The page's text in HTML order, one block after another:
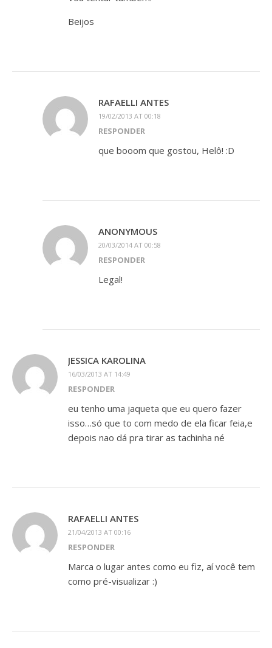
Beijos
RAFAELLI ANTES
19/02/2013 AT 00:18
RESPONDER
que booom que gostou, Helô! :D
ANONYMOUS
20/03/2014 AT 00:58
RESPONDER
Legal!
JESSICA KAROLINA
16/03/2013 AT 14:49
RESPONDER
eu tenho uma jaqueta que eu quero fazer
isso…só que to com medo de ela ficar feia,e
depois nao dá pra tirar as tachinha né
RAFAELLI ANTES
21/04/2013 AT 00:16
RESPONDER
Marca o lugar antes como eu fiz, aí você tem
como pré-visualizar :)